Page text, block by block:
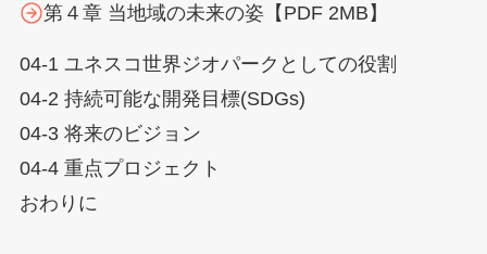
第４章 当地域の未来の姿【PDF 2MB】
04-1 ユネスコ世界ジオパークとしての役割
04-2 持続可能な開発目標(SDGs)
04-3 将来のビジョン
04-4 重点プロジェクト
おわりに